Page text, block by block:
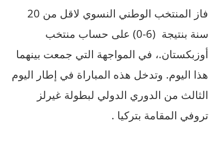
فاز المنتخب الوطني النسوي لاقل من 20
سنة بنتيجة
(6-0) على حساب منتخب
أوزبكستان.، في المواجهة التي جمعت بينهما
هذا اليوم. وتدخل هذه المباراة في إطار اليوم
الثالث من الدوري الدولي لبطولة غيرلز
تروفي المقامة بتركيا .